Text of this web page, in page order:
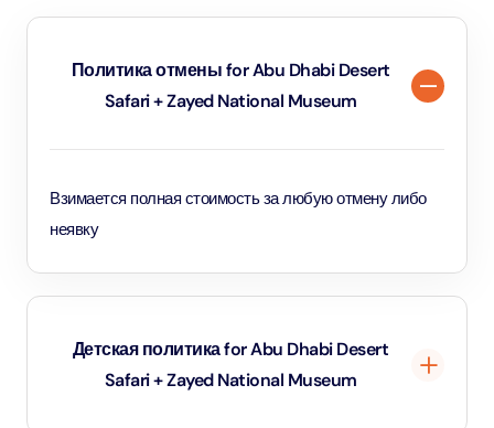
Политика отмены for Abu Dhabi Desert
Safari + Zayed National Museum
Взимается полная стоимость за любую отмену либо
неявку
Детская политика for Abu Dhabi Desert
Safari + Zayed National Museum